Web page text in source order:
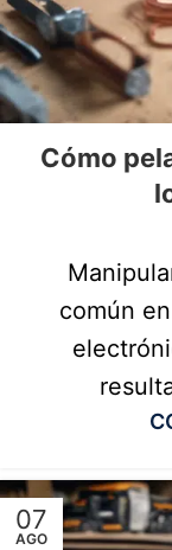
Cómo
común
07
AGO